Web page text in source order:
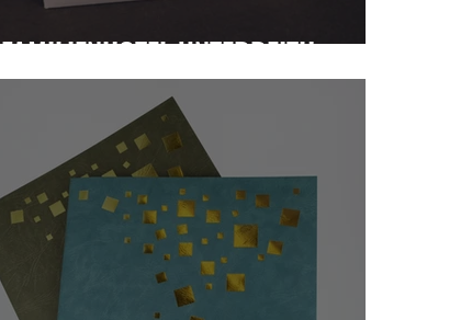
FAMILIENHOTEL UNTERREITH